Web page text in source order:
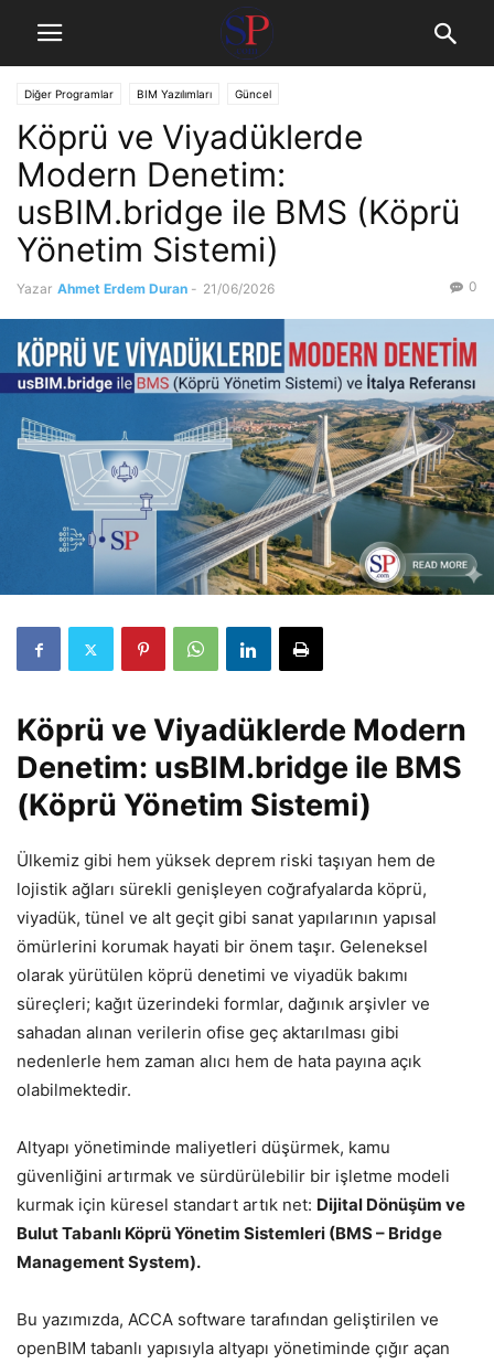
Diğer Programlar BIM Yazılımları Güncel
Köprü ve Viyadüklerde
Modern Denetim:
usBIM.bridge ile BMS (Köprü
Yönetim Sistemi)
Yazar Ahmet Erdem Duran - 21/06/2026 0
Köprü ve Viyadüklerde Modern
Denetim: usBIM.bridge ile BMS
(Köprü Yönetim Sistemi)
Ülkemiz gibi hem yüksek deprem riski taşıyan hem de
lojistik ağları sürekli genişleyen coğrafyalarda köprü,
viyadük, tünel ve alt geçit gibi sanat yapılarının yapısal
ömürlerini korumak hayati bir önem taşır. Geleneksel
olarak yürütülen köprü denetimi ve viyadük bakımı
süreçleri; kağıt üzerindeki formlar, dağınık arşivler ve
sahadan alınan verilerin ofise geç aktarılması gibi
nedenlerle hem zaman alıcı hem de hata payına açık
olabilmektedir.
Altyapı yönetiminde maliyetleri düşürmek, kamu
güvenliğini artırmak ve sürdürülebilir bir işletme modeli
kurmak için küresel standart artık net: Dijital Dönüşüm ve
Bulut Tabanlı Köprü Yönetim Sistemleri (BMS – Bridge
Management System).
Bu yazımızda, ACCA software tarafından geliştirilen ve
openBIM tabanlı yapısıyla altyapı yönetiminde çığır açan